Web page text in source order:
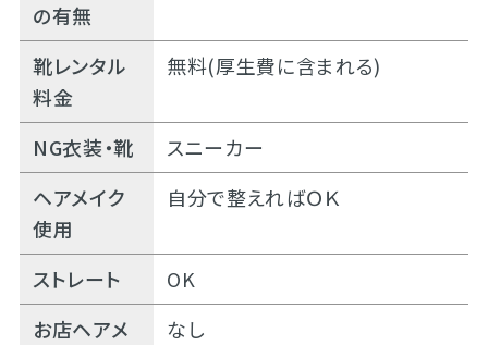
の有無
靴レンタル
料金
無料(厚生費に含まれる)
NG衣装・靴
スニーカー
ヘアメイク
使用
自分で整えればＯＫ
ストレート
OK
お店ヘアメ
なし